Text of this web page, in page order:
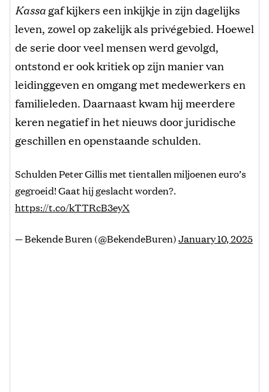
Kassagaf kijkers een inkijkje in zijn dagelijks
leven, zowel op zakelijk als privégebied. Hoewel
de serie door veel mensen werd gevolgd,
ontstond er ook kritiek op zijn manier van
leidinggeven en omgang met medewerkers en
familieleden. Daarnaast kwam hij meerdere
keren negatief in het nieuws door juridische
geschillen en openstaande schulden.
Schulden Peter Gillis met tientallen miljoenen euro’s
gegroeid! Gaat hij geslacht worden?.
https://t.co/kTTRcB3eyX
— Bekende Buren (@BekendeBuren)January 10, 2025